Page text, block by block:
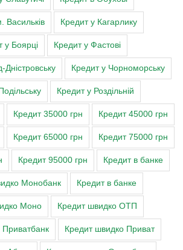
Васильків Кредит у Кагарлику
у Боярці Кредит у Фастові
Дністровську Кредит у Чорноморську
Кредит у Роздільній
Кредит 35000 грн Кредит 45000 грн
Кредит 65000 грн Кредит 75000 грн
Кредит 95000 грн Кредит в банке
Монобанк Кредит в банке
Моно Кредит швидко ОТП
Приватбанк Кредит швидко Приват